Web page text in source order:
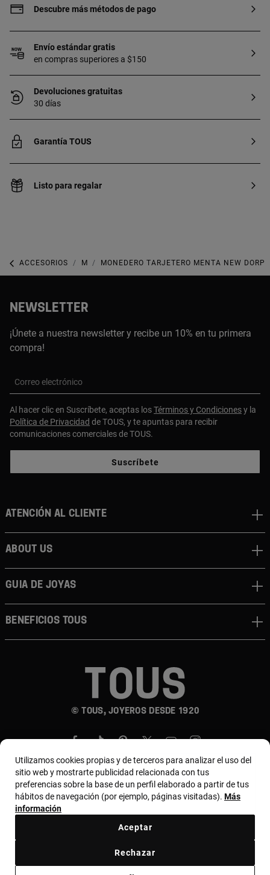
Descubre más métodos de pago
Envío estándar gratis
en compras superiores a $150
Devoluciones gratuitas
30 días
Garantía TOUS
Listo para regalar
ACCESORIOS MONEDEROS, BILLETERAS, CARTERAS Y TARJETEROS MONEDERO TARJETERO MENTA NEW DORP
NEWSLETTER
¡Únete a nuestra newsletter y recibe un 10% en tu primera
compra!
Correo electrónico
Al hacer clic en Suscríbete, aceptas losTérminos y Condicionesy la
Política de Privacidad de TOUS, y te apuntas para recibir
comunicaciones comerciales de TOUS.
Suscríbete
© TOUS, JOYEROS DESDE 1920
Atención al cliente
About us
Guia de joyas
Beneficios TOUS
País y moneda:Costa Rica / US Dollar
Utilizamos cookies propias y de terceros para analizar el uso del
sitio web y mostrarte publicidad relacionada con tus
preferencias sobre la base de un perfil elaborado a partir de tus
hábitos de navegación (por ejemplo, páginas visitadas). Más
información
Rechazar
Aceptar